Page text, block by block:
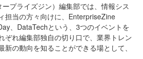
プライズジン）編集部では、情報シス
担当の方々向けに、EnterpriseZine
、DataTechという、3つのイベントを
ぞれ編集部独自の切り口で、業界トレン
新の動向を知ることができる場として、